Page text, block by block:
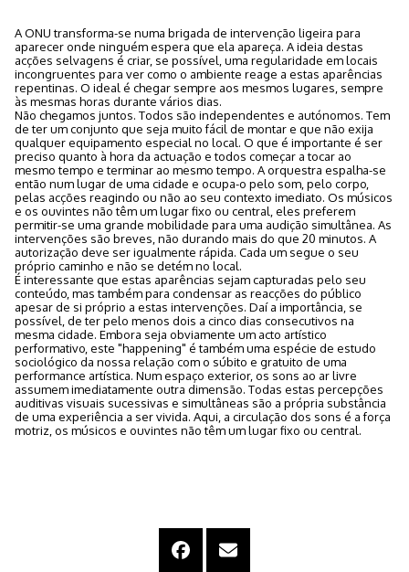
A ONU transforma-se numa brigada de intervenção ligeira para
aparecer onde ninguém espera que ela apareça. A ideia destas
acções selvagens é criar, se possível, uma regularidade em locais
incongruentes para ver como o ambiente reage a estas aparências
repentinas. O ideal é chegar sempre aos mesmos lugares, sempre
às mesmas horas durante vários dias.
Não chegamos juntos. Todos são independentes e autónomos. Tem
de ter um conjunto que seja muito fácil de montar e que não exija
qualquer equipamento especial no local. O que é importante é ser
preciso quanto à hora da actuação e todos começar a tocar ao
mesmo tempo e terminar ao mesmo tempo. A orquestra espalha-se
então num lugar de uma cidade e ocupa-o pelo som, pelo corpo,
pelas acções reagindo ou não ao seu contexto imediato. Os músicos
e os ouvintes não têm um lugar fixo ou central, eles preferem
permitir-se uma grande mobilidade para uma audição simultânea. As
intervenções são breves, não durando mais do que 20 minutos. A
autorização deve ser igualmente rápida. Cada um segue o seu
próprio caminho e não se detém no local.
É interessante que estas aparências sejam capturadas pelo seu
conteúdo, mas também para condensar as reacções do público
apesar de si próprio a estas intervenções. Daí a importância, se
possível, de ter pelo menos dois a cinco dias consecutivos na
mesma cidade. Embora seja obviamente um acto artístico
performativo, este "happening" é também uma espécie de estudo
sociológico da nossa relação com o súbito e gratuito de uma
performance artística. Num espaço exterior, os sons ao ar livre
assumem imediatamente outra dimensão. Todas estas percepções
auditivas visuais sucessivas e simultâneas são a própria substância
de uma experiência a ser vivida. Aqui, a circulação dos sons é a força
motriz, os músicos e ouvintes não têm um lugar fixo ou central.